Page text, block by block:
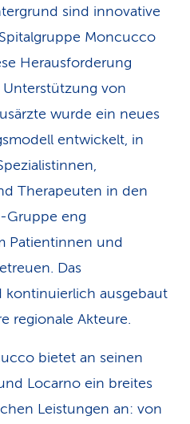
sind innovative
Moncucco
Herausforderung
Unterstützung von
wurde ein neues
entwickelt, in
Therapeuten in den
Gruppe eng
Patientinnen und
Das
kontinuierlich ausgebaut
regionale Akteure.
bietet an seinen
Locarno ein breites
Leistungen an: von